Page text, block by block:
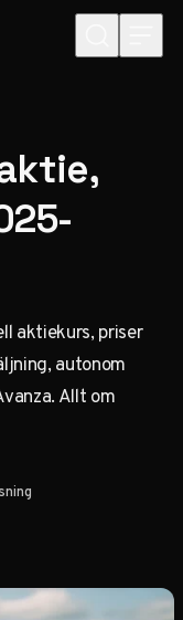
aktiekurs, priser
autonom
Allt om